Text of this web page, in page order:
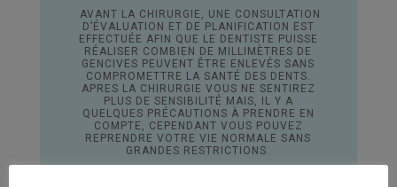
AVANT LA CHIRURGIE, UNE CONSULTATION
D’ÉVALUATION ET DE PLANIFICATION EST
EFFECTUÉE AFIN QUE LE DENTISTE PUISSE
RÉALISER COMBIEN DE MILLIMÈTRES DE
GENCIVES PEUVENT ÊTRE ENLEVÉS SANS
COMPROMETTRE LA SANTÉ DES DENTS.
APRES LA CHIRURGIE VOUS NE SENTIREZ
PLUS DE SENSIBILITÉ MAIS, IL Y A
QUELQUES PRÉCAUTIONS À PRENDRE EN
COMPTE, CEPENDANT VOUS POUVEZ
REPRENDRE VOTRE VIE NORMALE SANS
GRANDES RESTRICTIONS.